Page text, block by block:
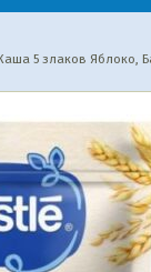
5 злаков Яблоко,